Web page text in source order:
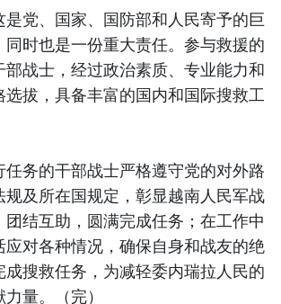
是党、国家、国防部和人民寄予的巨
同时也是一份重大责任。参与救援的
部战士，经过政治素质、专业能力和
拔，具备丰富的国内和国际搜救工
任务的干部战士严格遵守党的对外路
规及所在国规定，彰显越南人民军战
结互助，圆满完成任务；在工作中
应对各种情况，确保自身和战友的绝
搜救任务，为减轻委内瑞拉人民的
量。（完）